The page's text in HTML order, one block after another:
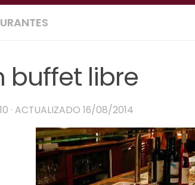
buffet libre
· ACTUALIZADO 16/08/2014